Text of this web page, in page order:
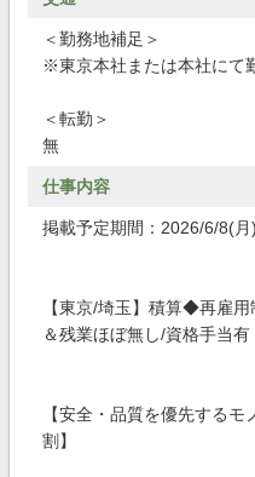
＜勤務地補足＞
※東京本社または本社にて
＜転勤＞
無
仕事内容
掲載予定期間：2026/6/8(
【東京/埼玉】積算◆再雇
＆残業ほぼ無し/資格手当有
【安全・品質を優先する
割】